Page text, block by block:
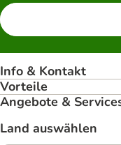
Info & Kontakt
Vorteile
Angebote &
Land auswählen